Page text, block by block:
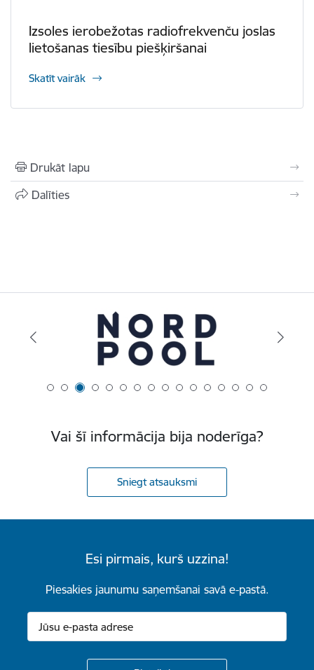
Izsoles ierobežotas radiofrekvenču joslas
lietošanas tiesību piešķiršanai
Skatīt vairāk
Drukāt lapu
Dalīties
Vai šī informācija bija noderīga?
Sniegt atsauksmi
Esi pirmais, kurš uzzina!
Piesakies jaunumu saņemšanai savā e-pastā.